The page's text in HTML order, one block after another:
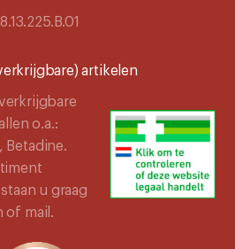
artikelen
o.a.:
Betadine.
u graag
of mail.